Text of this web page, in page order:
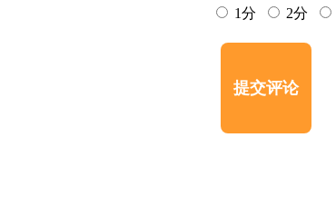
1分 2分
提交评论